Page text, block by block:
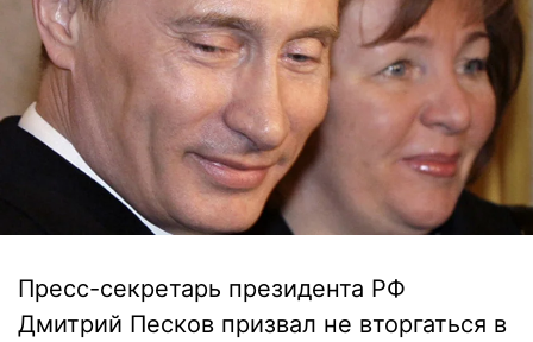
Пресс-секретарь президента РФ
Дмитрий Песков призвал не вторгаться в